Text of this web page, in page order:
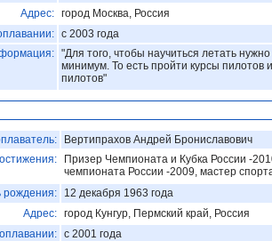
Адрес: город Москва, Россия
с 2003 года
"Для того, чтобы научиться летать
минимум. То есть пройти курсы пилотов
пилотов"
Вертипрахов Андрей Брониславович
Призер Чемпионата и Кубка России -
чемпионата России -2009, мастер
рождения:
12 декабря 1963 года
Адрес: город Кунгур, Пермский край, Россия
с 2001 года